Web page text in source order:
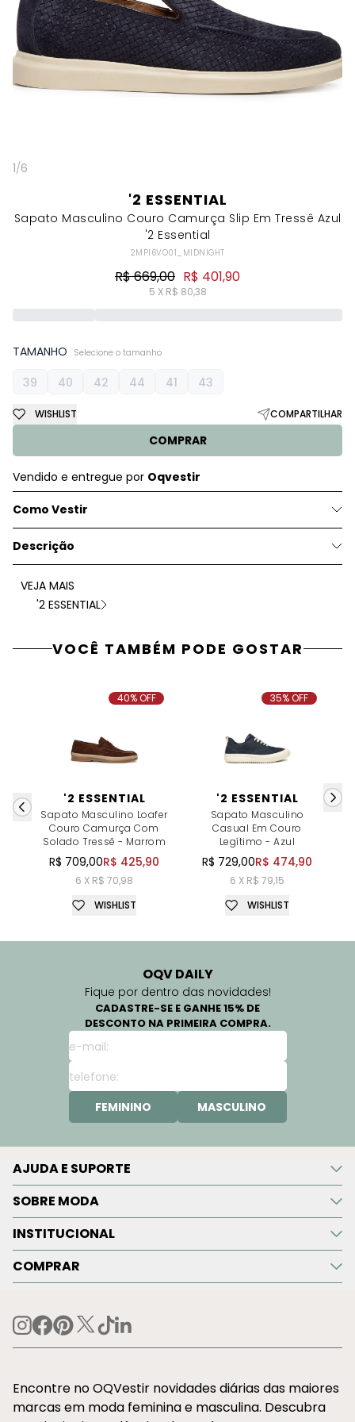
1/6
'2 ESSENTIAL
Sapato Masculino Couro Camurça Slip Em Tressê Azul
'2 Essential
2MPI6VO01_MIDNIGHT
R$ 669,00 R$ 401,90
5 X R$ 80,38
TAMANHO Selecione o tamanho
39 40 42 44 41 43
COMPRAR
WISHLIST COMPARTILHAR
Vendido e entregue por Oqvestir
Como Vestir
Descrição
VEJA MAIS
'2 ESSENTIAL
VOCÊ TAMBÉM PODE GOSTAR
'2 ESSENTIAL
Sapato Masculino Loafer
Couro Camurça Com
Solado Tressê - Marrom
R$ 709,00R$ 425,90
6 X R$ 70,98
40% OFF
WISHLIST
'2 ESSENTIAL
Sapato Masculino
Casual Em Couro
Legítimo - Azul
R$ 729,00R$ 474,90
6 X R$ 79,15
35% OFF
WISHLIST
OQV DAILY
Fique por dentro das novidades!
CADASTRE-SE E GANHE 15% DE
DESCONTO NA PRIMEIRA COMPRA.
FEMININO MASCULINO
AJUDA E SUPORTE
SOBRE MODA
INSTITUCIONAL
COMPRAR
Encontre no OQVestir novidades diárias das maiores
marcas em moda feminina e masculina. Descubra